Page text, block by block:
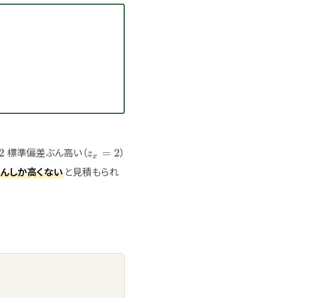
2
2 標準偏差ぶん高い（z_x=2
zx = 2）
しか高くないと見積もられ